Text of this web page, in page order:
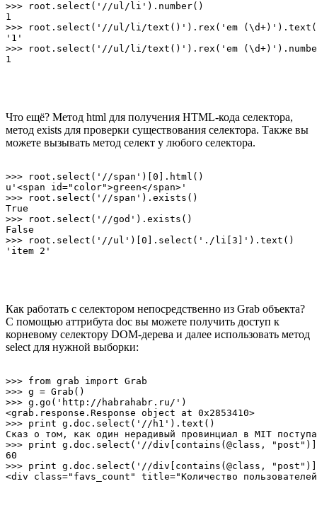
>>> root.select('//ul/li').number()
1
>>> root.select('//ul/li/text()').rex('em
'1'
>>> root.select('//ul/li/text()').rex('em
Что ещё? Метод html для получения HTML-кода селектора,
метод exists для проверки существования селектора. Также вы
можете вызывать метод селект у любого селектора.
>>> root.select('//span')[0].html()
u'<span id="color">green</span>'
>>> root.select('//span').exists()
True
>>> root.select('//god').exists()
False
>>> root.select('//ul')[0].select('./li[3]').text()
Как работать с селектором непосредственно из Grab объекта?
C помощью аттрибута doc вы можете получить доступ к
корневому селектору DOM-дерева и далее использовать метод
select для нужной выборки:
>>> from grab import Grab
>>> g = Grab()
>>> g.go('http://habrahabr.ru/')
<grab.response.Response object at 0x2853410>
>>> print g.doc.select('//h1').text()
Сказ о том, как один нерадивый провинциал в MIT
>>> print g.doc.select('//div[contains(@class,
60
>>> print g.doc.select('//div[contains(@class,